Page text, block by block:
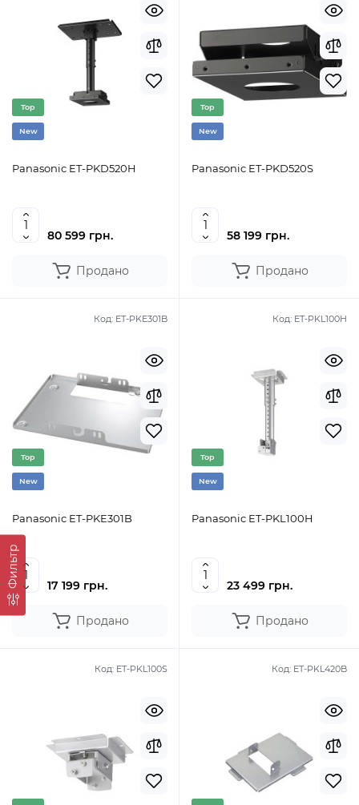
Фильтр
Top
New
Panasonic ET-PKD520H
80 599 грн.
Продано
Top
New
Panasonic ET-PKD520S
58 199 грн.
Продано
Код: ET-PKE301B
Top
New
Panasonic ET-PKE301B
17 199 грн.
Продано
Код: ET-PKL100H
Top
New
Panasonic ET-PKL100H
23 499 грн.
Продано
Код: ET-PKL100S Код: ET-PKL420B